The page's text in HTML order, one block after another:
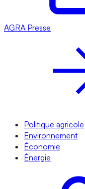
AGRA Presse
Politique agricole
Environnement
Économie
Énergie